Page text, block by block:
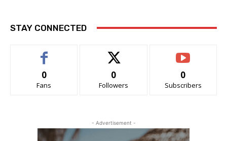
STAY CONNECTED
0
Fans
0
Followers
0
Subscribers
- Advertisement -